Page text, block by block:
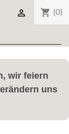
shopping_cart (0)

wir feiern
uns